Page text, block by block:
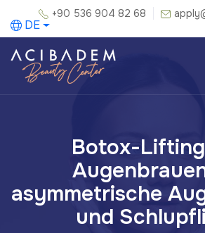
+90 536 904 82 68
DE
Botox-
asymmetrische
und